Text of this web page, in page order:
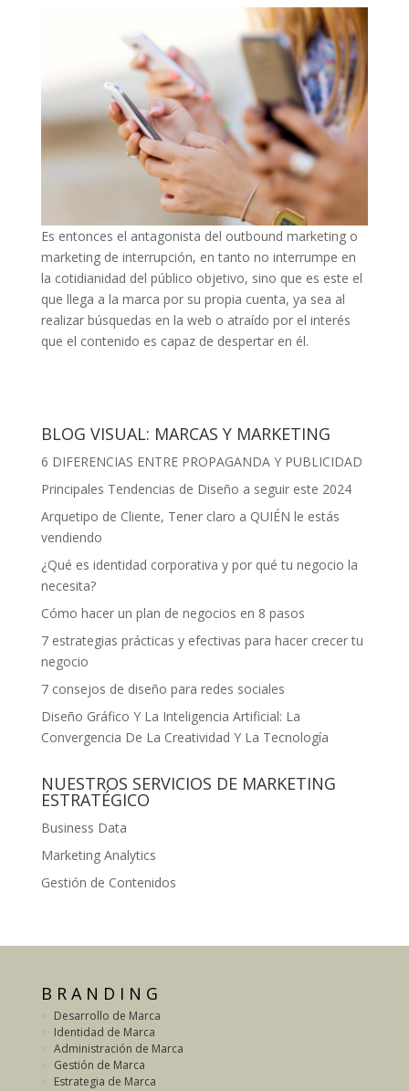
Es entonces el antagonista del outbound marketing o
marketing de interrupción, en tanto no interrumpe en
la cotidianidad del público objetivo, sino que es este el
que llega a la marca por su propia cuenta, ya sea al
realizar búsquedas en la web o atraído por el interés
que el contenido es capaz de despertar en él.
BLOG VISUAL: MARCAS Y MARKETING
6 DIFERENCIAS ENTRE PROPAGANDA Y PUBLICIDAD
Principales Tendencias de Diseño a seguir este 2024
Arquetipo de Cliente, Tener claro a QUIÉN le estás
vendiendo
¿Qué es identidad corporativa y por qué tu negocio la
necesita?
Cómo hacer un plan de negocios en 8 pasos
7 estrategias prácticas y efectivas para hacer crecer tu
negocio
7 consejos de diseño para redes sociales
Diseño Gráfico Y La Inteligencia Artificial: La
Convergencia De La Creatividad Y La Tecnología
NUESTROS SERVICIOS DE MARKETING
ESTRATÉGICO
Business Data
Marketing Analytics
Gestión de Contenidos
B R A N D I N G
Desarrollo de Marca
Identidad de Marca
Administración de Marca
Gestión de Marca
Estrategia de Marca